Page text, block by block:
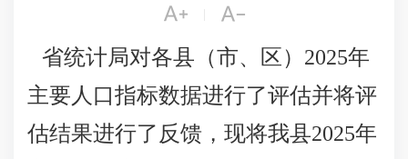
 
省统计局对各县（市、区）2025年
主要人口指标数据进行了评估并将评
估结果进行了反馈，现将我县2025年